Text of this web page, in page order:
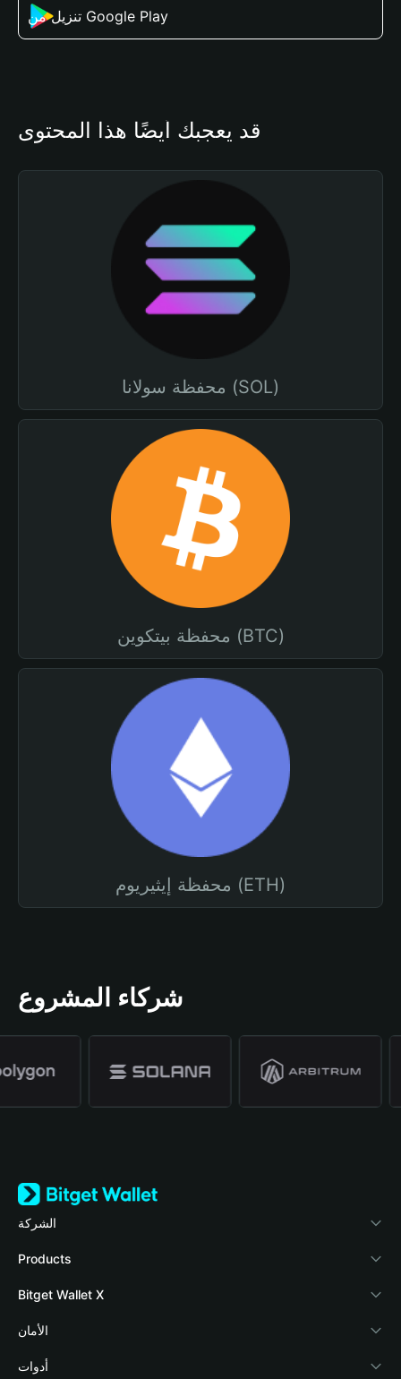
تنزيل من Google Play
قد يعجبك أيضًا هذا المحتوى
محفظة سولانا (SOL)
محفظة بيتكوين (BTC)
محفظة إيثيريوم (ETH)
شركاء المشروع
الشركة
المدونة
الأكاديمية
أخبار العملات المشفرة
Products
Crypto Card
Stablecoin Earn
Payfi Crypto
Bitget Wallet X
المطورون
ربط المحفظة
الأمان
صندوق الحماية
أدوات